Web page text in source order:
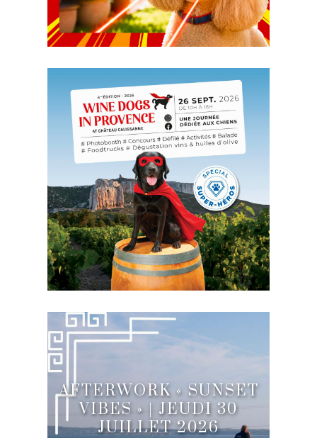
AFTERWORK « SUNSET
VIBES » | JEUDI 30
JUILLET 2026